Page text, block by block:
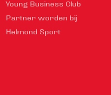
Young Business Club
Partner worden bij
Helmond Sport